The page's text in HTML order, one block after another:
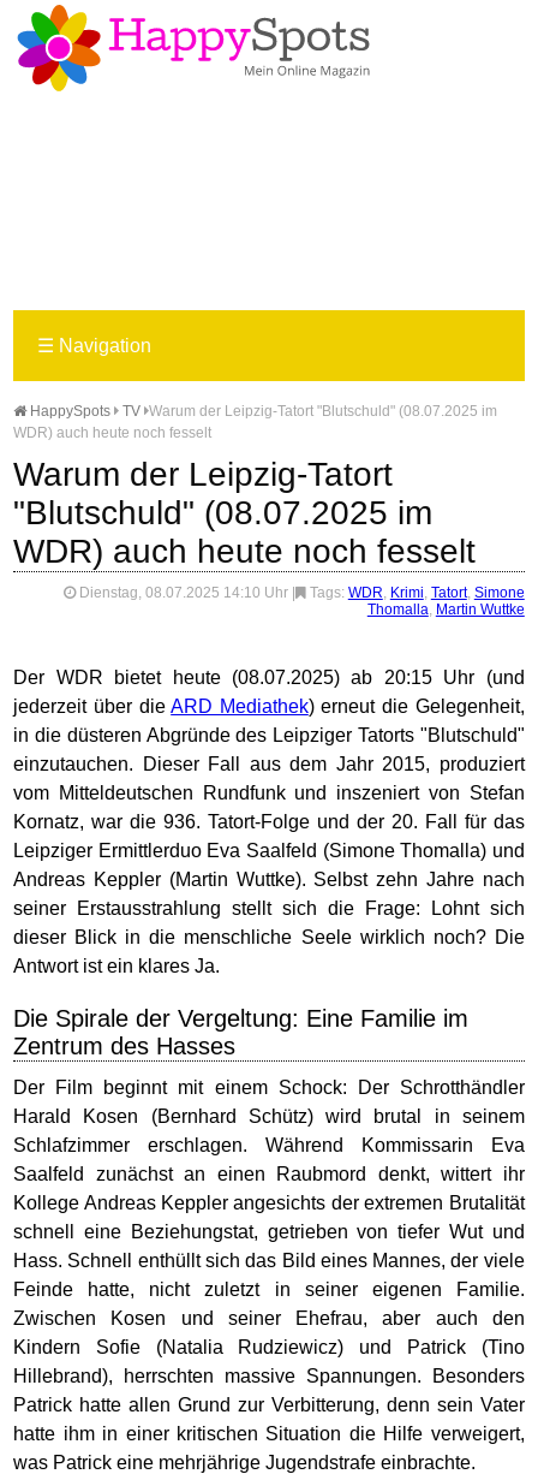
☰ Navigation
HappySpots TV Warum der Leipzig-Tatort "Blutschuld" (08.07.2025 im
WDR) auch heute noch fesselt
Warum der Leipzig-Tatort
"Blutschuld" (08.07.2025 im
WDR) auch heute noch fesselt
Dienstag, 08.07.2025 14:10 Uhr Tags: WDR, Krimi, Tatort, Simone
Thomalla, Martin Wuttke
Der WDR bietet heute (08.07.2025) ab 20:15 Uhr (und
jederzeit über dieARD Mediathek) erneut die Gelegenheit,
in die düsteren Abgründe des Leipziger Tatorts "Blutschuld"
einzutauchen. Dieser Fall aus dem Jahr 2015, produziert
vom Mitteldeutschen Rundfunk und inszeniert von Stefan
Kornatz, war die 936. Tatort-Folge und der 20. Fall für das
Leipziger Ermittlerduo Eva Saalfeld (Simone Thomalla) und
Andreas Keppler (Martin Wuttke). Selbst zehn Jahre nach
seiner Erstausstrahlung stellt sich die Frage: Lohnt sich
dieser Blick in die menschliche Seele wirklich noch? Die
Antwort ist ein klares Ja.
Die Spirale der Vergeltung: Eine Familie im
Zentrum des Hasses
Der Film beginnt mit einem Schock: Der Schrotthändler
Harald Kosen (Bernhard Schütz) wird brutal in seinem
Schlafzimmer erschlagen. Während Kommissarin Eva
Saalfeld zunächst an einen Raubmord denkt, wittert ihr
Kollege Andreas Keppler angesichts der extremen Brutalität
schnell eine Beziehungstat, getrieben von tiefer Wut und
Hass. Schnell enthüllt sich das Bild eines Mannes, der viele
Feinde hatte, nicht zuletzt in seiner eigenen Familie.
Zwischen Kosen und seiner Ehefrau, aber auch den
Kindern Sofie (Natalia Rudziewicz) und Patrick (Tino
Hillebrand), herrschten massive Spannungen. Besonders
Patrick hatte allen Grund zur Verbitterung, denn sein Vater
hatte ihm in einer kritischen Situation die Hilfe verweigert,
was Patrick eine mehrjährige Jugendstrafe einbrachte.